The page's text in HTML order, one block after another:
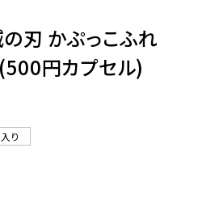
7659
の刃 かぷっこふれ
円カプセル)
り